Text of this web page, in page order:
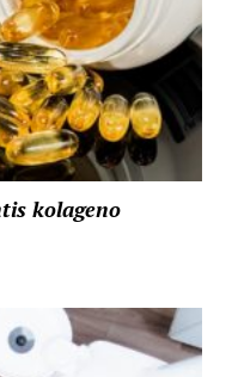
kolageno